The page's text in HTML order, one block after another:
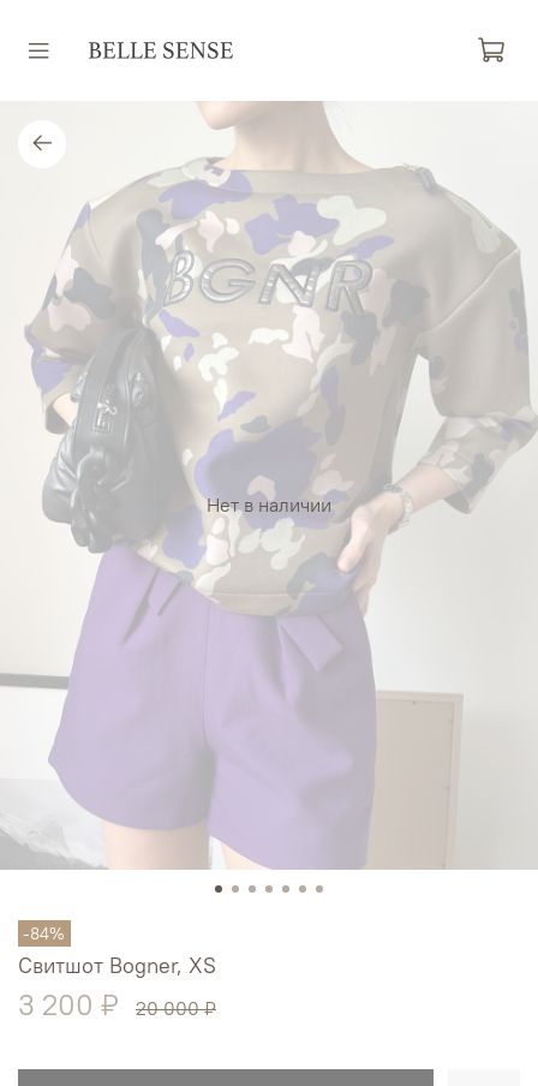
Нет в наличии
-84%
Свитшот Bogner, XS
3 200 ₽ 20 000 ₽